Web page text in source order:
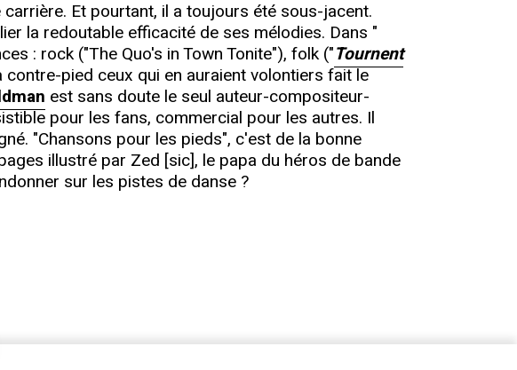
Et pourtant, il a toujours été sous-jacent.
la redoutable efficacité de ses mélodies. Dans "
: rock ("The Quo's in Town Tonite"), folk ("Tournent
contre-pied ceux qui en auraient volontiers fait le
est sans doute le seul auteur-compositeur-
pour les fans, commercial pour les autres. Il
"Chansons pour les pieds", c'est de la bonne
illustré par Zed [sic], le papa du héros de bande
sur les pistes de danse ?